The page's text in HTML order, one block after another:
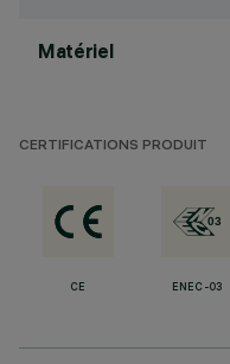
Matériel
CERTIFICATIONS PRODUIT
CE ENEC-03